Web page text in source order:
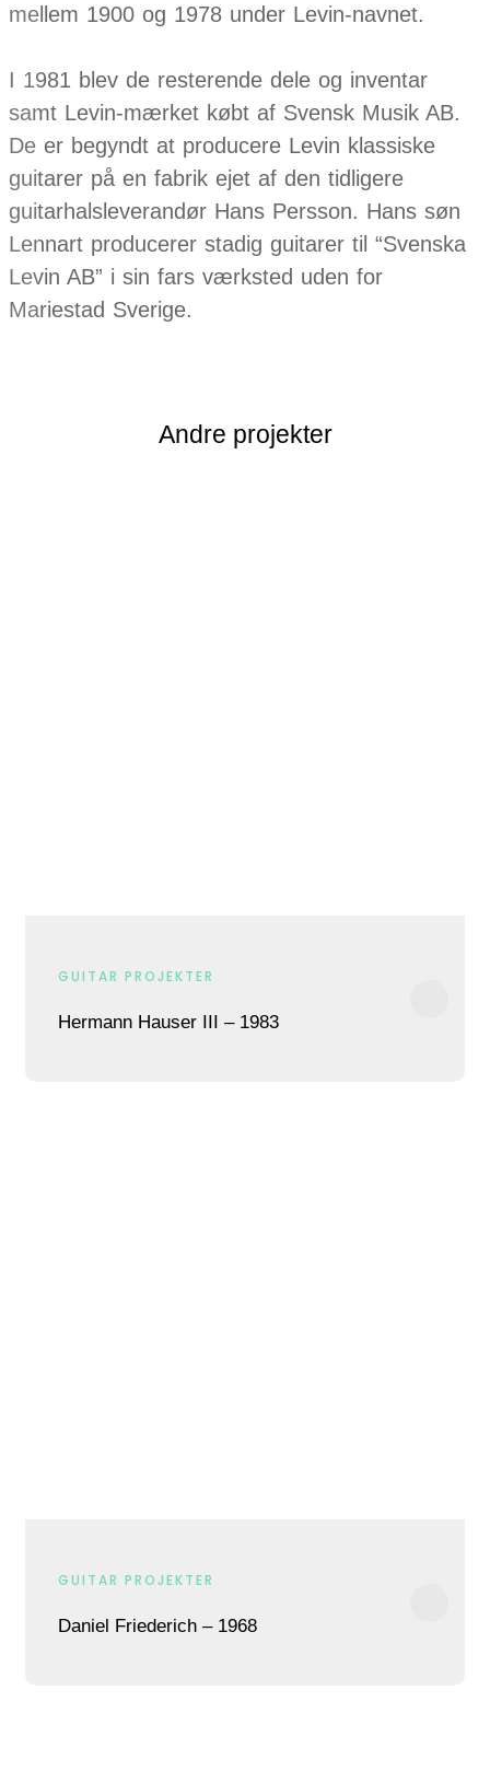
mellem 1900 og 1978 under Levin-navnet.
I 1981 blev de resterende dele og inventar
samt Levin-mærket købt af Svensk Musik AB.
De er begyndt at producere Levin klassiske
guitarer på en fabrik ejet af den tidligere
guitarhalsleverandør Hans Persson. Hans søn
Lennart producerer stadig guitarer til “Svenska
Levin AB” i sin fars værksted uden for
Mariestad Sverige.
Andre projekter
GUITAR PROJEKTER
Hermann Hauser III – 1983​
GUITAR PROJEKTER
Daniel Friederich – 1968